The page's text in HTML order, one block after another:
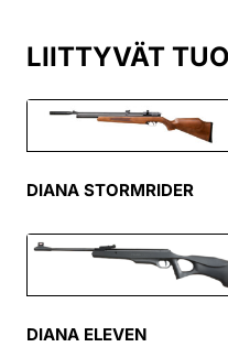
LIITTYVÄT
DIANA STORMRIDER
DIANA ELEVEN